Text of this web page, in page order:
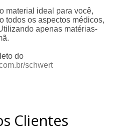
material ideal para você,
todos os aspectos médicos,
apenas matérias-
do
schwert
Clientes